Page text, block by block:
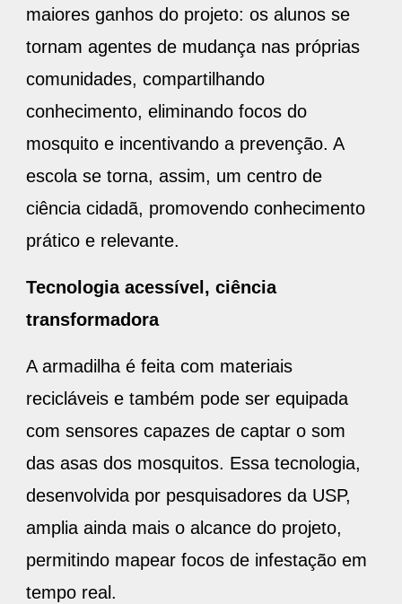
maiores ganhos do projeto: os alunos se
tornam agentes de mudança nas próprias
comunidades, compartilhando
conhecimento, eliminando focos do
mosquito e incentivando a prevenção. A
escola se torna, assim, um centro de
ciência cidadã, promovendo conhecimento
prático e relevante.
Tecnologia acessível, ciência
transformadora
A armadilha é feita com materiais
recicláveis e também pode ser equipada
com sensores capazes de captar o som
das asas dos mosquitos. Essa tecnologia,
desenvolvida por pesquisadores da USP,
amplia ainda mais o alcance do projeto,
permitindo mapear focos de infestação em
tempo real.